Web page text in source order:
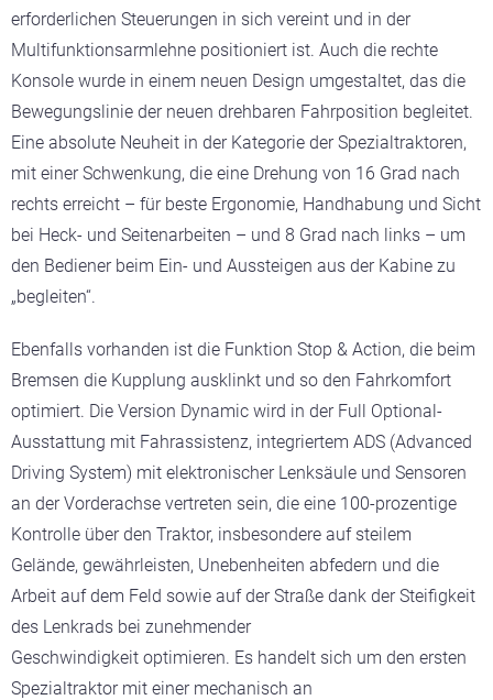
erforderlichen Steuerungen in sich vereint und in der
Multifunktionsarmlehne positioniert ist. Auch die rechte
Konsole wurde in einem neuen Design umgestaltet, das die
Bewegungslinie der neuen drehbaren Fahrposition begleitet.
Eine absolute Neuheit in der Kategorie der Spezialtraktoren,
mit einer Schwenkung, die eine Drehung von 16 Grad nach
rechts erreicht – für beste Ergonomie, Handhabung und Sicht
bei Heck- und Seitenarbeiten – und 8 Grad nach links – um
den Bediener beim Ein- und Aussteigen aus der Kabine zu
„begleiten“.
Ebenfalls vorhanden ist die Funktion Stop & Action, die beim
Bremsen die Kupplung ausklinkt und so den Fahrkomfort
optimiert. Die Version Dynamic wird in der Full Optional-
Ausstattung mit Fahrassistenz, integriertem ADS (Advanced
Driving System) mit elektronischer Lenksäule und Sensoren
an der Vorderachse vertreten sein, die eine 100-prozentige
Kontrolle über den Traktor, insbesondere auf steilem
Gelände, gewährleisten, Unebenheiten abfedern und die
Arbeit auf dem Feld sowie auf der Straße dank der Steifigkeit
des Lenkrads bei zunehmender
Geschwindigkeit optimieren. Es handelt sich um den ersten
Spezialtraktor mit einer mechanisch an